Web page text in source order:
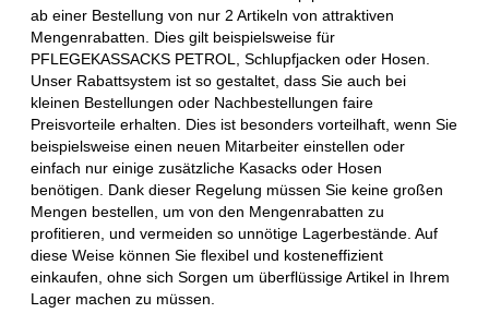
ab einer Bestellung von nur 2 Artikeln von attraktiven
Mengenrabatten. Dies gilt beispielsweise für
PFLEGEKASSACKS PETROL, Schlupfjacken oder Hosen.
Unser Rabattsystem ist so gestaltet, dass Sie auch bei
kleinen Bestellungen oder Nachbestellungen faire
Preisvorteile erhalten. Dies ist besonders vorteilhaft, wenn Sie
beispielsweise einen neuen Mitarbeiter einstellen oder
einfach nur einige zusätzliche Kasacks oder Hosen
benötigen. Dank dieser Regelung müssen Sie keine großen
Mengen bestellen, um von den Mengenrabatten zu
profitieren, und vermeiden so unnötige Lagerbestände. Auf
diese Weise können Sie flexibel und kosteneffizient
einkaufen, ohne sich Sorgen um überflüssige Artikel in Ihrem
Lager machen zu müssen.